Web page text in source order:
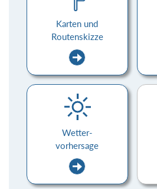
Karten und
Routenskizze
Wetter-
vorhersage